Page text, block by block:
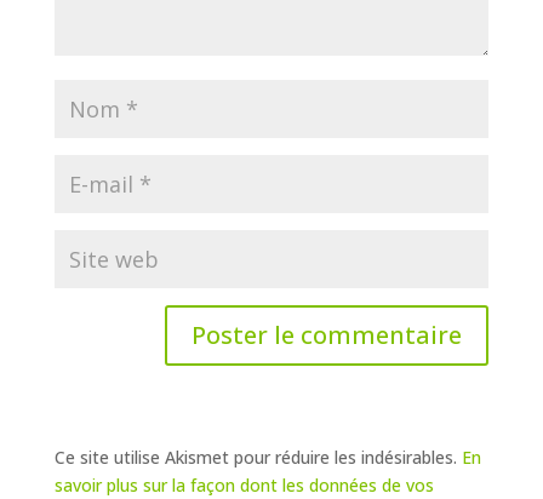
Ce site utilise Akismet pour réduire les indésirables. En
savoir plus sur la façon dont les données de vos